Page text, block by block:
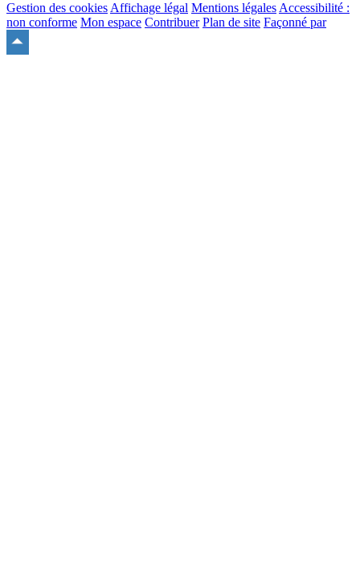
Gestion des cookiesAffichage légal Mentions légalesAccessibilité :
non conforme Mon espace Contribuer Plan de site Façonné par